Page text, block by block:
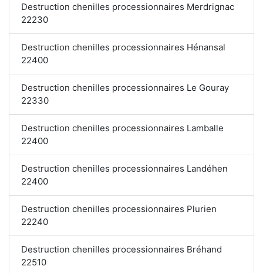
Destruction chenilles processionnaires Merdrignac
22230
Destruction chenilles processionnaires Hénansal
22400
Destruction chenilles processionnaires Le Gouray
22330
Destruction chenilles processionnaires Lamballe
22400
Destruction chenilles processionnaires Landéhen
22400
Destruction chenilles processionnaires Plurien
22240
Destruction chenilles processionnaires Bréhand
22510